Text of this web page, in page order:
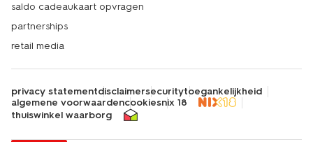
saldo cadeaukaart opvragen
partnerships
retail media
privacy statementdisclaimersecuritytoegankelijkheid
algemene voorwaardencookiesnix 18
thuiswinkel waarborg